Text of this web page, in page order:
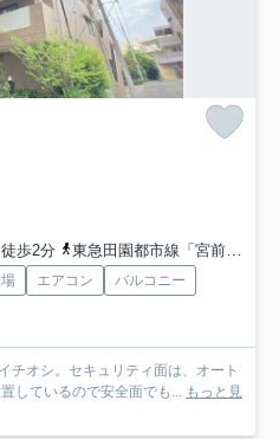
歩2分
東急田園都市線「宮前平」駅 徒歩11分
エアコン
バルコニー
チオシ。セキュリティ面は、オート
しているので安全面でも... もっと見